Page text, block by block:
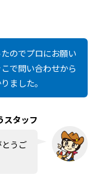
のでプロにお願い
で問い合わせから
ました。
スタッフ
うご